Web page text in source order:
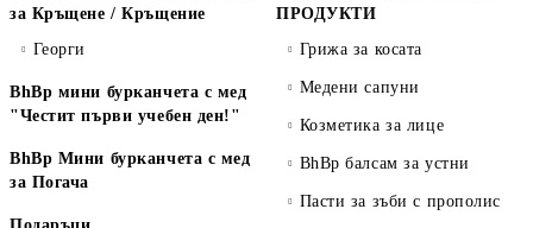
за Кръщене / Кръщение
Георги
BhBp мини бурканчета с мед
"Честит първи учебен ден!"
BhBp Мини бурканчета с мед
за Погача
ПРОДУКТИ
Грижа за косата
Медени сапуни
Козметика за лице
BhBp балсам за устни
Пасти за зъби с прополис